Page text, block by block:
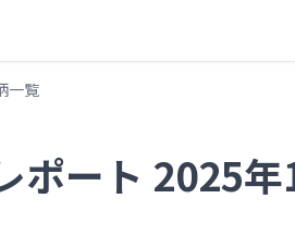
一覧
ポート 2025